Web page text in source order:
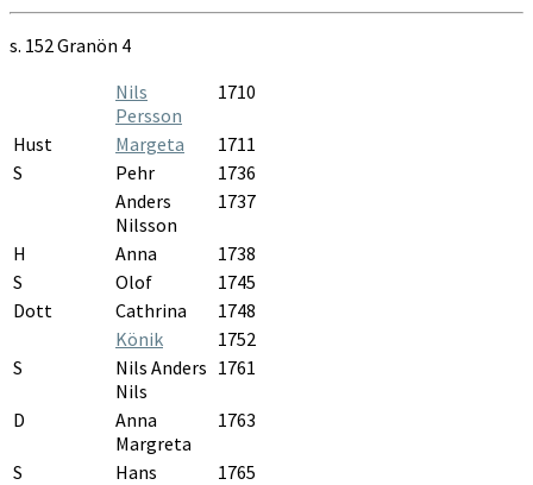
s. 152Granön 4
Nils
Persson
1710
Hust Margeta
1711
S
Pehr
1736
Anders
Nilsson
1737
H Anna
1738
S
Olof
1745
Dott
Cathrina
1748
Könik
1752
S
Nils Anders
Nils
1761
D
Anna
Margreta
1763
S Hans
1765